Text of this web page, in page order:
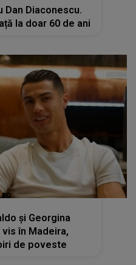
Diaconescu.
la doar 60 de ani
și Georgina
în Madeira,
de poveste